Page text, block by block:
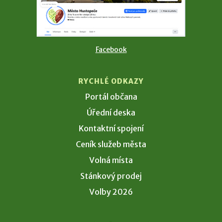
Facebook
RYCHLÉ ODKAZY
Portál občana
Úřední deska
Kontaktní spojení
Ceník služeb města
Volná místa
Stánkový prodej
Volby 2026